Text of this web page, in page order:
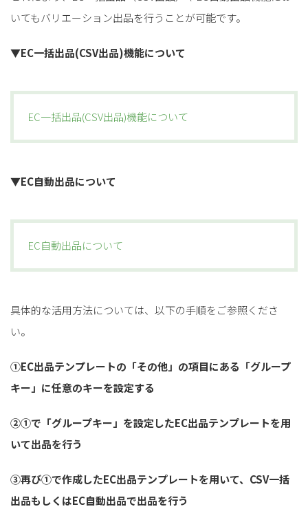
いてもバリエーション出品を行うことが可能です。
▼EC一括出品(CSV出品)機能について
EC一括出品(CSV出品)機能について
▼EC自動出品について
EC自動出品について
具体的な活用方法については、以下の手順をご参照くださ
い。
①EC出品テンプレートの「その他」の項目にある「グループ
キー」に任意のキーを設定する
②①で「グループキー」を設定したEC出品テンプレートを用
いて出品を行う
③再び①で作成したEC出品テンプレートを用いて、CSV一括
出品もしくはEC自動出品で出品を行う